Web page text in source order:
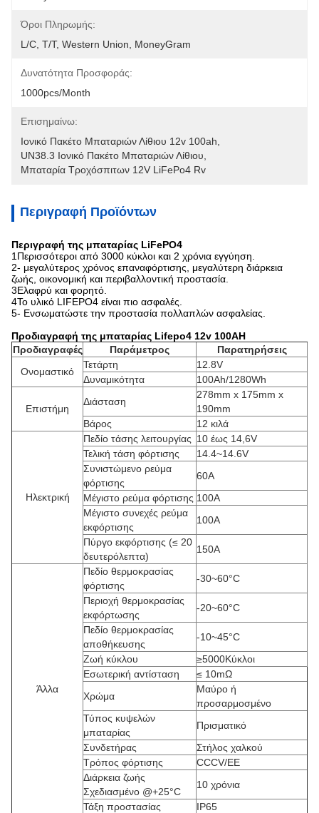
Όροι Πληρωμής:
L/C, T/T, Western Union, MoneyGram
Δυνατότητα Προσφοράς:
1000pcs/month
Επισημαίνω:
Ιονικό Πακέτο Μπαταριών Λίθιου 12v 100ah
UN38.3 Ιονικό Πακέτο Μπαταριών Λίθιου
Μπαταρία Τροχόσπιτων 12V LiFePo4 Rv
Περιγραφή Προϊόντων
Περιγραφή της μπαταρίας LiFePO4
1Περισσότεροι από 3000 κύκλοι και 2 χρόνια εγγύηση.
2- μεγαλύτερος χρόνος επαναφόρτισης, μεγαλύτερη διάρκεια
ζωής, οικονομική και περιβαλλοντική προστασία.
3Ελαφρύ και φορητό.
4Το υλικό LIFEPO4 είναι πιο ασφαλές.
5- Ενσωματώστε την προστασία πολλαπλών ασφαλείας.
Προδιαγραφή της μπαταρίας Lifepo4 12v 100AH
Προδιαγραφές
Παράμετρος
Παρατηρήσεις
Ονομαστικό
Τετάρτη
12.8V
Δυναμικότητα
100Ah/1280Wh
Επιστήμη
Διάσταση
278mm x 175mm x
190mm
Βάρος
12 κιλά
Ηλεκτρική
Πεδίο τάσης λειτουργίας 10 έως 14,6V
Τελική τάση φόρτισης
14.4~14.6V
Συνιστώμενο ρεύμα
φόρτισης
60A
Μέγιστο ρεύμα φόρτισης 100A
Μέγιστο συνεχές ρεύμα
εκφόρτισης
100A
Πύργο εκφόρτισης (≤ 20
δευτερόλεπτα)
150A
Άλλα
Πεδίο θερμοκρασίας
φόρτισης
-30~60°C
Περιοχή θερμοκρασίας
εκφόρτωσης
-20~60°C
Πεδίο θερμοκρασίας
αποθήκευσης
-10~45°C
Ζωή κύκλου
≥5000Κύκλοι
Εσωτερική αντίσταση
≤ 10mΩ
Χρώμα
Μαύρο ή
προσαρμοσμένο
Τύπος κυψελών
μπαταρίας
Πρισματικό
Συνδετήρας
Στήλος χαλκού
Τρόπος φόρτισης
CCCV/ΕΕ
Διάρκεια ζωής
Σχεδιασμένο @+25°C
10 χρόνια
Τάξη προστασίας
IP65